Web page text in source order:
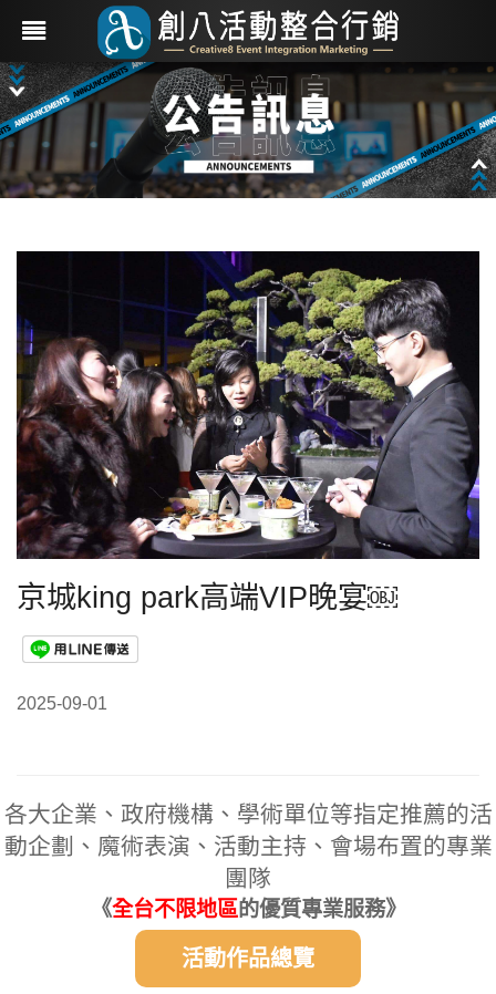
京城king park高端VIP晚宴￼
2025-09-01
各大企業、政府機構、學術單位等指定推薦的活
動企劃、魔術表演、活動主持、會場布置的專業
團隊
《全台不限地區的優質專業服務》
活動作品總覽